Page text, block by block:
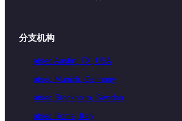
分支机构
atsec Austin, TX, USA
atsec Munich, Germany
atsec Stockholm, Sweden
atsec Rome, Italy